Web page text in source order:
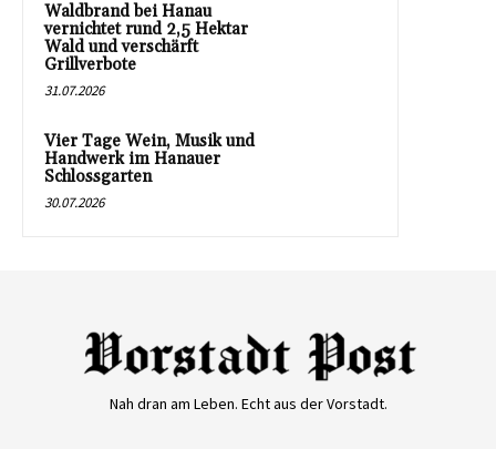
Waldbrand bei Hanau
vernichtet rund 2,5 Hektar
Wald und verschärft
Grillverbote
31.07.2026
Vier Tage Wein, Musik und
Handwerk im Hanauer
Schlossgarten
30.07.2026
Nah dran am Leben. Echt aus der Vorstadt.